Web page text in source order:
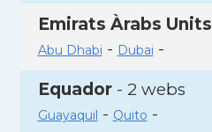
Emirats Àrabs Units
Abu Dhabi - Dubai -
Equador- 2 webs
Guayaquil - Quito -